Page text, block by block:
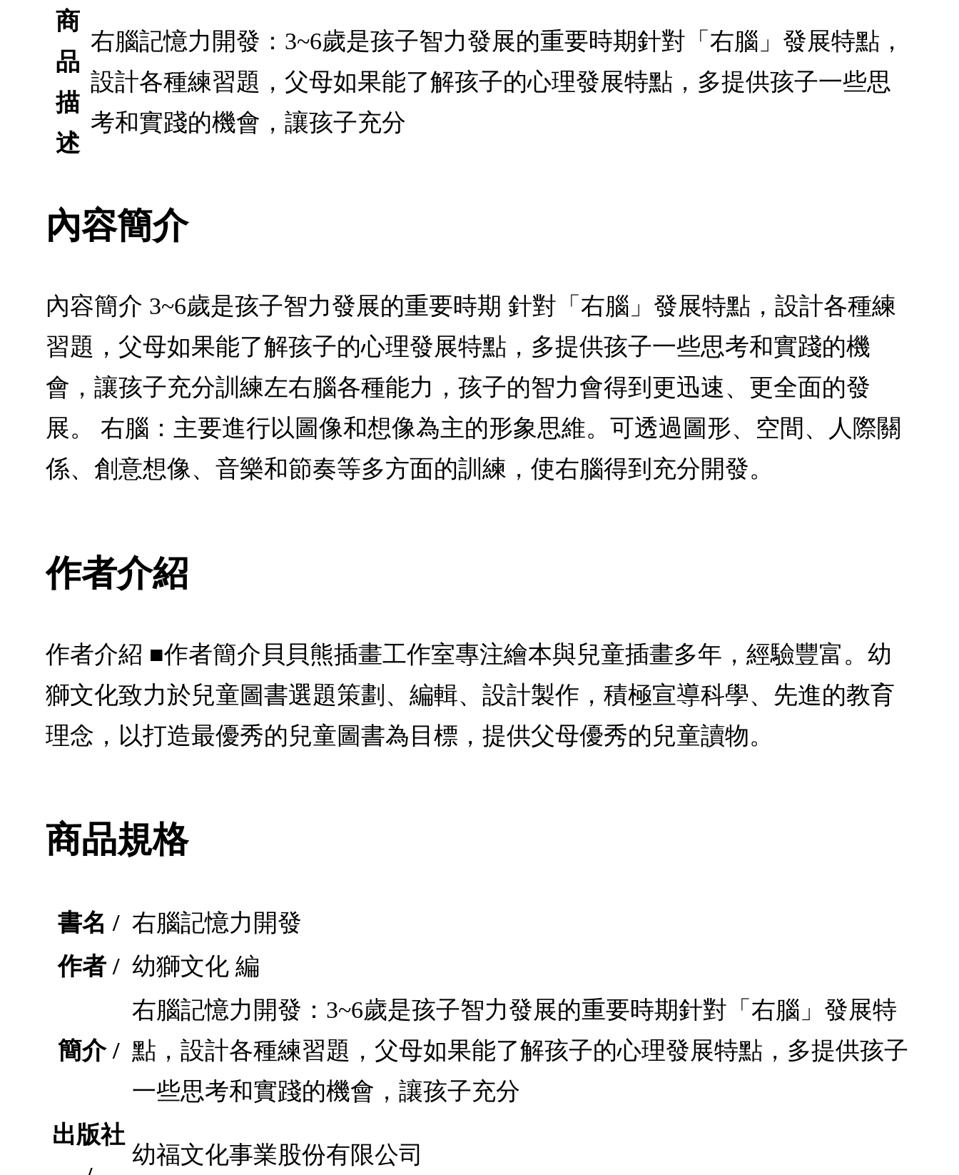
商
品
描
述
右腦記憶力開發：3~6歲是孩子智力發展的重要時期針對「右腦」發展特點，
設計各種練習題，父母如果能了解孩子的心理發展特點，多提供孩子一些思
考和實踐的機會，讓孩子充分
內容簡介
內容簡介 3~6歲是孩子智力發展的重要時期 針對「右腦」發展特點，設計各種練
習題，父母如果能了解孩子的心理發展特點，多提供孩子一些思考和實踐的機
會，讓孩子充分訓練左右腦各種能力，孩子的智力會得到更迅速、更全面的發
展。 右腦：主要進行以圖像和想像為主的形象思維。可透過圖形、空間、人際關
係、創意想像、音樂和節奏等多方面的訓練，使右腦得到充分開發。
作者介紹
作者介紹 ■作者簡介貝貝熊插畫工作室專注繪本與兒童插畫多年，經驗豐富。幼
獅文化致力於兒童圖書選題策劃、編輯、設計製作，積極宣導科學、先進的教育
理念，以打造最優秀的兒童圖書為目標，提供父母優秀的兒童讀物。
商品規格
書名 / 右腦記憶力開發
作者 / 幼獅文化 編
簡介 /
右腦記憶力開發：3~6歲是孩子智力發展的重要時期針對「右腦」發展特
點，設計各種練習題，父母如果能了解孩子的心理發展特點，多提供孩子
一些思考和實踐的機會，讓孩子充分
出版社
幼福文化事業股份有限公司